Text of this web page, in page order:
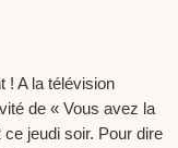
! A la télévision
de « Vous avez la
jeudi soir. Pour dire